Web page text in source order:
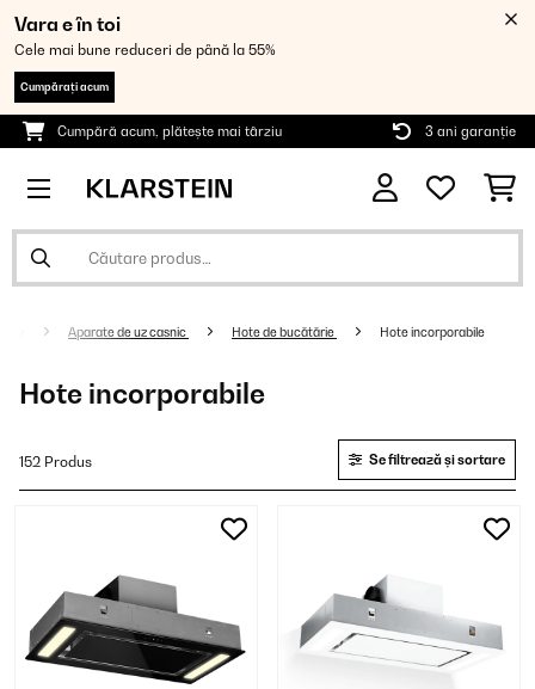
Vara e în toi
Cele mai bune reduceri de până la 55%
Cumpărați acum
Cumpără acum, plătește mai târziu 3 ani garanție
Aparate de uz casnic Hote de bucătărie Hote incorporabile
Hote incorporabile
152 Produs Se filtrează și sortare